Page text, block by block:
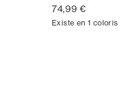
74,99 €
Existe en 1 coloris